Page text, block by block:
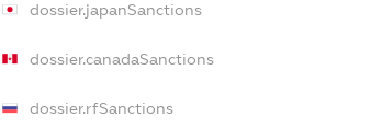
dossier.japanSanctions
dossier.canadaSanctions
dossier.rfSanctions